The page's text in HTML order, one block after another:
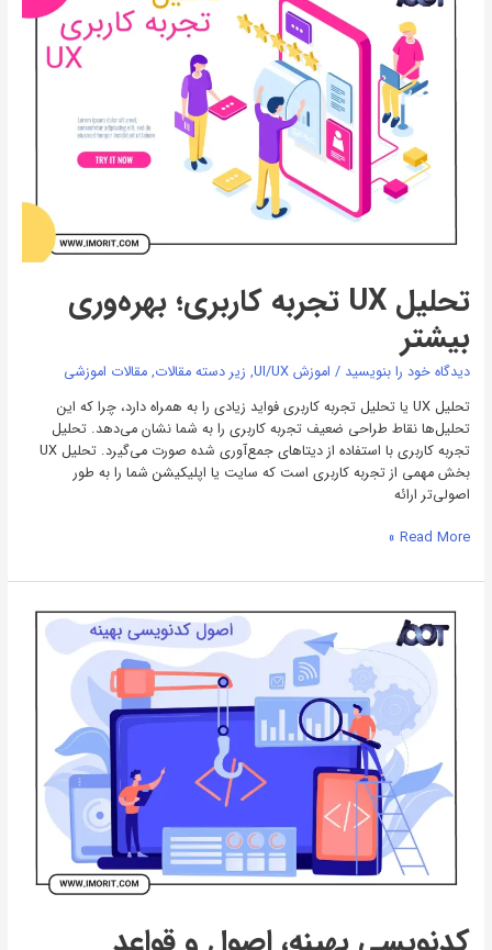
تحلیل UX تجربه کاربری؛ بهره‌وری
بیشتر
دیدگاه‌ خود را بنویسید / اموزش UI/UX , زیر دسته مقالات, مقالات اموزشی
تحلیل UX یا تحلیل تجربه کاربری فواید زیادی را به همراه دارد، چرا که این
تحلیل‌ها نقاط طراحی ضعیف تجربه کاربری را به شما نشان می‌دهد. تحلیل
تجربه کاربری با استفاده از دیتاهای جمع‌آوری شده صورت می‌گیرد. تحلیل UX
بخش مهمی از تجربه کاربری است که سایت یا اپلیکیشن شما را به طور
اصولی‌تر ارائه
کاربری؛
Read More »
کدنویسی
بهینه،